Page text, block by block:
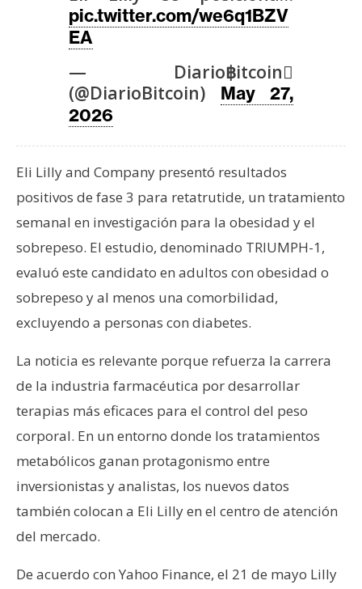
m
a
s
R
e
c
u
s
o
s
C
o
n
t
a
o
pic.twitter.com/we6q1BZV
EA
— Diario฿itcoin
(@DiarioBitcoin) May 27,
2026
Eli Lilly and Company presentó resultados
positivos de fase 3 para retatrutide, un tratamiento
semanal en investigación para la obesidad y el
sobrepeso. El estudio, denominado TRIUMPH-1,
evaluó este candidato en adultos con obesidad o
sobrepeso y al menos una comorbilidad,
excluyendo a personas con diabetes.
La noticia es relevante porque refuerza la carrera
de la industria farmacéutica por desarrollar
terapias más eficaces para el control del peso
corporal. En un entorno donde los tratamientos
metabólicos ganan protagonismo entre
inversionistas y analistas, los nuevos datos
también colocan a Eli Lilly en el centro de atención
del mercado.
De acuerdo con Yahoo Finance, el 21 de mayo Lilly